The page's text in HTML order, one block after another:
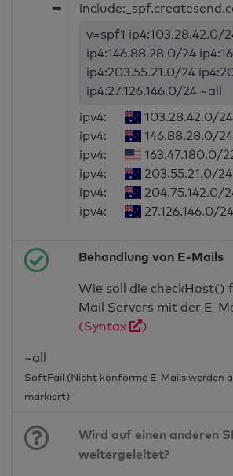
➥
v=spf1 ip4:103.28.42.0/
ip4:146.88.28.0/24
ip4:203.55.21.0/24
ip4:27.126.146.0/24 ~all
ipv4:
103.28.42.0/24
ipv4:
146.88.28.0/24
ipv4:
163.47.180.0/
ipv4:
203.55.21.0/24
ipv4:
204.75.142.0/
ipv4:
27.126.146.0/24
Behandlung von E-Mails
Wie soll die checkHost()
Mail Servers mit der E-
(Syntax
)
~all
SoftFail (Nicht konforme E-Mails werden
markiert)
Wird auf einen anderen
weitergeleitet?